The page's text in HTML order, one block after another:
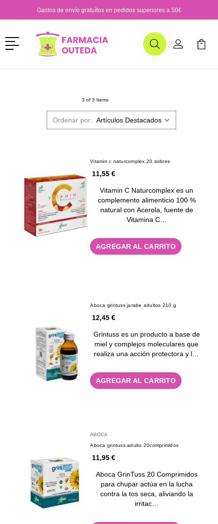
Gastos de envío gratuítos en pedidos superiores a 50€
Menú
BuscarMi Cuenta
Mi
3 of 3 Items
Ordenar por:
Vitamin c naturcomplex.20 sobres
11,55 €
Vitamin C Naturcomplex es un
complemento alimenticio 100 %
natural con Acerola, fuente de
Vitamina C…
AGREGAR AL CARRITO
Aboca grintuss jarabe adultos 210 g
12,45 €
Grintuss es un producto a base de
miel y complejos moleculares que
realiza una acción protectora y l…
AGREGAR AL CARRITO
ABOCA
Aboca grintuss adulto 20comprimidos
11,95 €
Aboca GrinTuss 20 Comprimidos
para chupar actúa en la lucha
contra la tos seca, aliviando la
irritac…